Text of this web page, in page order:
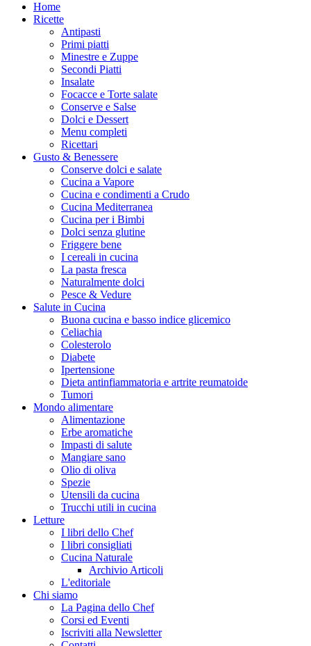
Home
Ricette
Antipasti
Primi piatti
Minestre e Zuppe
Secondi Piatti
Insalate
Focacce e Torte salate
Conserve e Salse
Dolci e Dessert
Menu completi
Ricettari
Gusto & Benessere
Conserve dolci e salate
Cucina a Vapore
Cucina e condimenti a Crudo
Cucina Mediterranea
Cucina per i Bimbi
Dolci senza glutine
Friggere bene
I cereali in cucina
La pasta fresca
Naturalmente dolci
Pesce & Vedure
Salute in Cucina
Buona cucina e basso indice glicemico
Celiachia
Colesterolo
Diabete
Ipertensione
Dieta antinfiammatoria e artrite reumatoide
Tumori
Mondo alimentare
Alimentazione
Erbe aromatiche
Impasti di salute
Mangiare sano
Olio di oliva
Spezie
Utensili da cucina
Trucchi utili in cucina
Letture
I libri dello Chef
I libri consigliati
Cucina Naturale
Archivio Articoli
L'editoriale
Chi siamo
La Pagina dello Chef
Corsi ed Eventi
Iscriviti alla Newsletter